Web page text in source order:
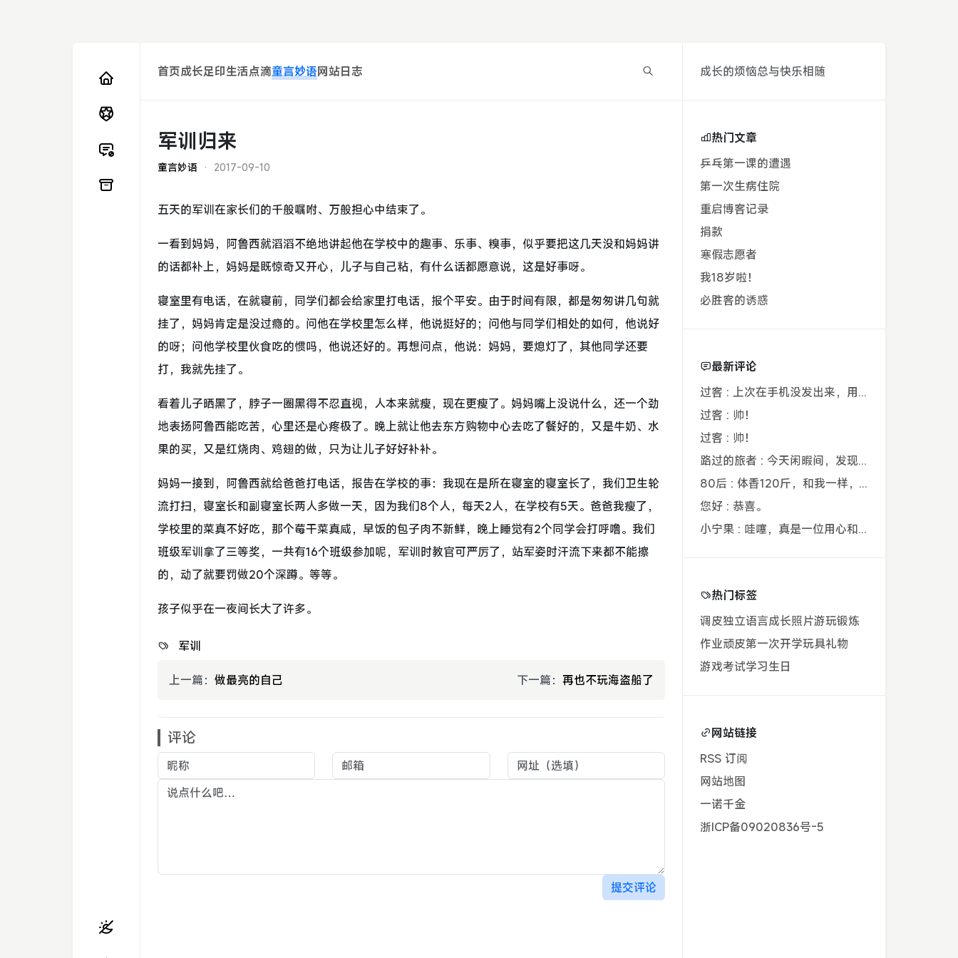
首页成长足印生活点滴童言妙语网站日志
军训归来
童言妙语 · 2017-09-10
五天的军训在家长们的千般嘱咐、万般担心中结束了。
一看到妈妈，阿鲁西就滔滔不绝地讲起他在学校中的趣事、乐事、糗事，似乎要把这几天没和妈妈讲
的话都补上，妈妈是既惊奇又开心，儿子与自己粘，有什么话都愿意说，这是好事呀。
寝室里有电话，在就寝前，同学们都会给家里打电话，报个平安。由于时间有限，都是匆匆讲几句就
挂了，妈妈肯定是没过瘾的。问他在学校里怎么样，他说挺好的；问他与同学们相处的如何，他说好
的呀；问他学校里伙食吃的惯吗，他说还好的。再想问点，他说：妈妈，要熄灯了，其他同学还要
打，我就先挂了。
看着儿子晒黑了，脖子一圈黑得不忍直视，人本来就瘦，现在更瘦了。妈妈嘴上没说什么，还一个劲
地表扬阿鲁西能吃苦，心里还是心疼极了。晚上就让他去东方购物中心去吃了餐好的，又是牛奶、水
果的买，又是红烧肉、鸡翅的做，只为让儿子好好补补。
妈妈一接到，阿鲁西就给爸爸打电话，报告在学校的事：我现在是所在寝室的寝室长了，我们卫生轮
流打扫，寝室长和副寝室长两人多做一天，因为我们8个人，每天2人，在学校有5天。爸爸我瘦了，
学校里的菜真不好吃，那个莓干菜真咸，早饭的包子肉不新鲜，晚上睡觉有2个同学会打呼噜。我们
班级军训拿了三等奖，一共有16个班级参加呢，军训时教官可严厉了，站军姿时汗流下来都不能擦
的，动了就要罚做20个深蹲。等等。
孩子似乎在一夜间长大了许多。
军训
上一篇： 做最亮的自己 下一篇： 再也不玩海盗船了
评论
提交评论
成长的烦恼总与快乐相随
热门文章
乒乓第一课的遭遇
第一次生病住院
重启博客记录
捐款
寒假志愿者
我18岁啦！
必胜客的诱惑
最新评论
过客 : 上次在手机没发出来，用电脑才发现要...
过客 : 帅！
过客 : 帅！
路过的旅者 : 今天闲暇间，发现藏在阿鲁西名字里的...
80后 : 体香120斤，和我一样，40年了，...
您好 : 恭喜。
小宁果 : 哇噻，真是一位用心和爸爸，从孩子出...
热门标签
调皮独立语言成长照片游玩锻炼
作业顽皮第一次开学玩具礼物
游戏考试学习生日
网站链接
RSS 订阅
网站地图
一诺千金
浙ICP备09020836号-5